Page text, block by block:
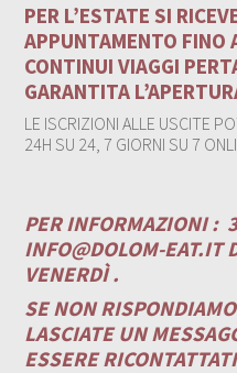
PER L’ESTATE SI
APPUNTAMENTO FINO
CONTINUI VIAGGI
GARANTITA
LE ISCRIZIONI ALLE USCITE
24H SU 24, 7 GIORNI SU 7
PER INFORMAZIONI :
INFO@DOLOM-EAT.IT
VENERDÌ .
SE NON
LASCIATE UN
ESSERE